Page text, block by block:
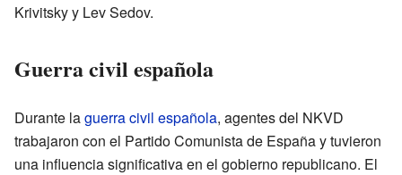
Krivitsky y Lev Sedov.
Guerra civil española
Durante laguerra civil española, agentes del NKVD
trabajaron con el Partido Comunista de España y tuvieron
una influencia significativa en el gobierno republicano. El